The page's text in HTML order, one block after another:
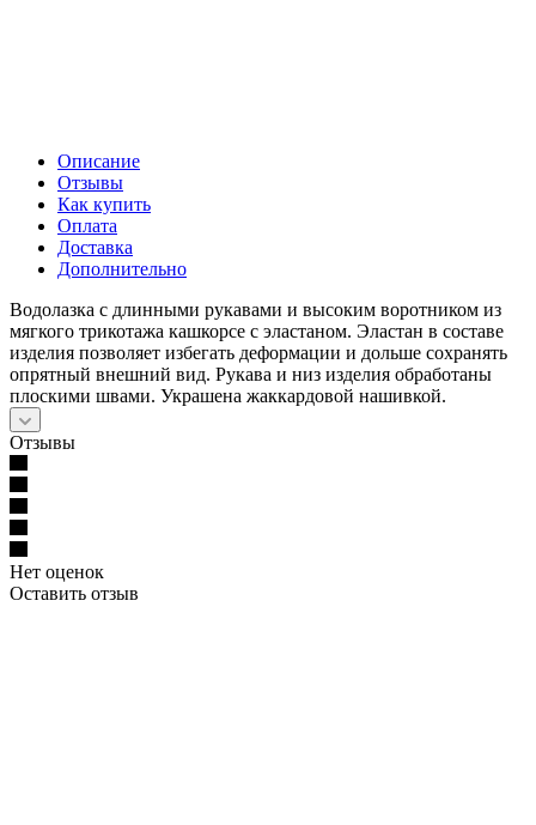
Описание
Отзывы
Как купить
Оплата
Доставка
Дополнительно
Водолазка с длинными рукавами и высоким воротником из
мягкого трикотажа кашкорсе с эластаном. Эластан в составе
изделия позволяет избегать деформации и дольше сохранять
опрятный внешний вид. Рукава и низ изделия обработаны
плоскими швами. Украшена жаккардовой нашивкой.
Отзывы
Нет оценок
Оставить отзыв